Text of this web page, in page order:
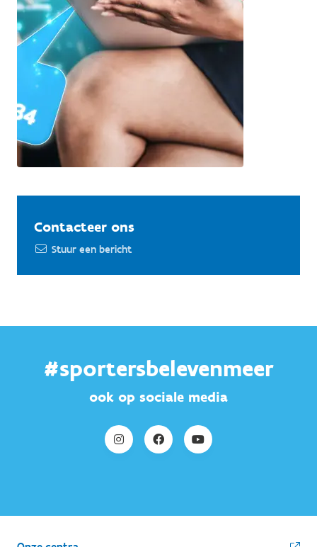
Contacteer ons
Stuur een bericht
#sportersbelevenmeer
ook op sociale media